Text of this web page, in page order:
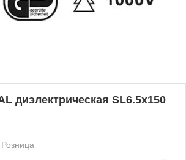
диэлектрическая SL6.5x150
Розница